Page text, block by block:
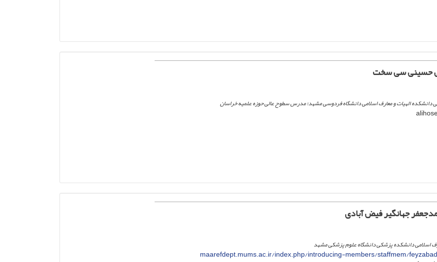
حسینی سی سخت
دانشکده الهیات و معارف اسلامی دانشگاه فردوسی مشهد؛ مدرس سطوح عالی حوزه علمیه خراسان
جهانگیر فیض آبادی
اسلامی دانشکده پزشکی دانشگاه علوم پزشکی مشهد
maarefdept.mums.ac.ir/index.php/introducing-members/staffmem/